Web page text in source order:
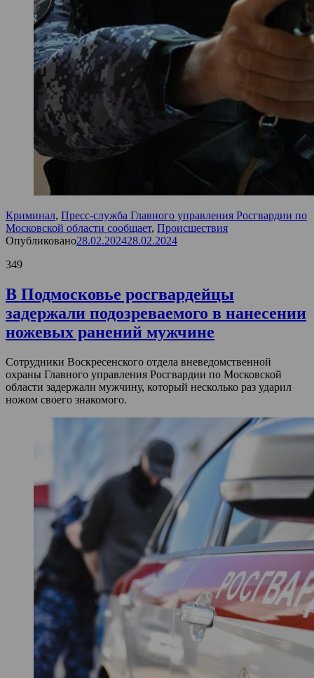
Криминал, Пресс-служба Главного управления Росгвардии по
Московской области сообщает, Происшествия
Опубликовано28.02.202428.02.2024
349
В Подмосковье росгвардейцы
задержали подозреваемого в нанесении
ножевых ранений мужчине
Сотрудники Воскресенского отдела вневедомственной
охраны Главного управления Росгвардии по Московской
области задержали мужчину, который несколько раз ударил
ножом своего знакомого.